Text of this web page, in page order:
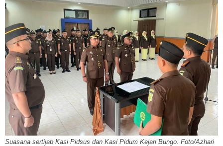
Suasana sertijab Kasi Pidsus dan Kasi Pidum Kejari Bungo. Foto/Azhari